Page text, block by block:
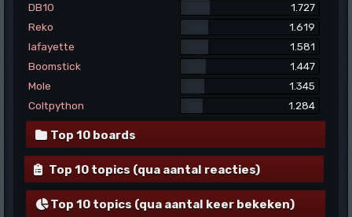
DB10
1.727
Reko
1.619
lafayette
1.581
Boomstick
1.447
Mole
1.345
Coltpython
1.284
Top 10 boards
Top 10 topics (qua aantal reacties)
Top 10 topics (qua aantal keer bekeken)